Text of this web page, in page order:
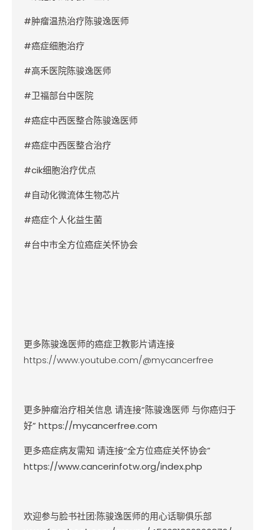
#肿瘤温热治疗陈骏逸医师
#癌症细胞治疗
#高禾医院陈骏逸医师
#卫福部台中医院
#癌症中西医整合陈骏逸医师
#癌症中西医整合治疗
#cik细胞治疗优点
#自动化微流体生物芯片
#癌症个人化益生菌
#台中市全方位癌症关怀协会
更多陈骏逸医师的癌症卫教影片请连接
https://www.youtube.com/@mycancerfree
更多肿瘤治疗相关信息 请连接“陈骏逸医师与你癌归于
好” https://mycancerfree.com
更多癌症病友需知 请连接“全方位癌症关怀协会”
https://www.cancerinfotw.org/index.php
欢迎参与脸书社团:陈骏逸医师的用心话聊俱乐部